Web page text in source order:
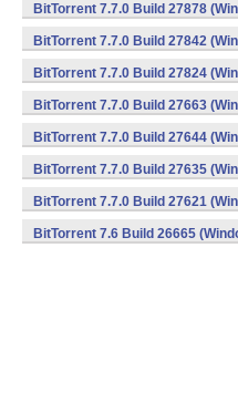
BitTorrent 7.7.0 Build 27878
BitTorrent 7.7.0 Build 27842
BitTorrent 7.7.0 Build 27824
BitTorrent 7.7.0 Build 27663
BitTorrent 7.7.0 Build 27644
BitTorrent 7.7.0 Build 27635
BitTorrent 7.7.0 Build 27621
BitTorrent 7.6 Build 26665